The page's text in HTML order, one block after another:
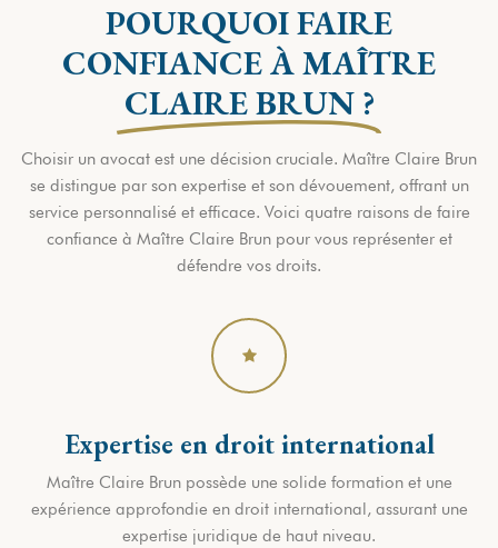
POURQUOI FAIRE
CONFIANCE À MAÎTRE
CLAIRE BRUN ?
Choisir un avocat est une décision cruciale. Maître Claire Brun
se distingue par son expertise et son dévouement, offrant un
service personnalisé et efficace. Voici quatre raisons de faire
confiance à Maître Claire Brun pour vous représenter et
défendre vos droits.
Expertise en droit international
Maître Claire Brun possède une solide formation et une
expérience approfondie en droit international, assurant une
expertise juridique de haut niveau.